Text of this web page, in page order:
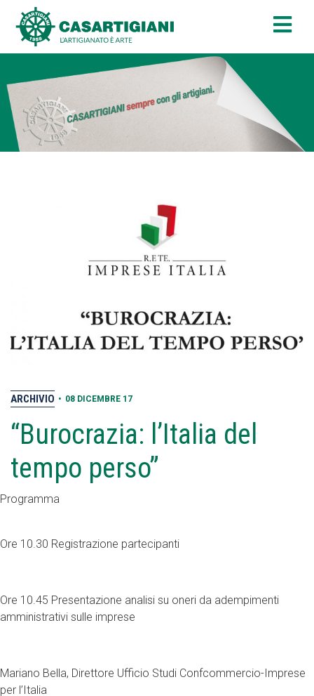
ARCHIVIO • 08 DICEMBRE 17
“Burocrazia: l’Italia del
tempo perso”
Programma
Ore 10.30 Registrazione partecipanti
Ore 10.45 Presentazione analisi su oneri da adempimenti
amministrativi sulle imprese
Mariano Bella, Direttore Ufficio Studi Confcommercio-Imprese
per l’Italia